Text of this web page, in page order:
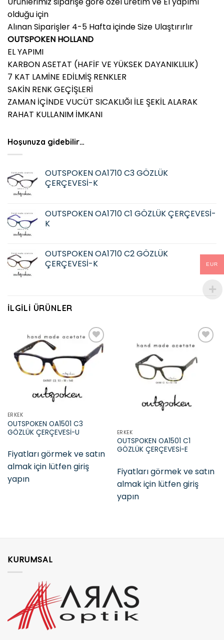
olduğu için
Alınan Siparişler 4-5 Hafta içinde Size Ulaştırırlır
OUTSPOKEN HOLLAND
EL YAPIMI
KARBON ASETAT (HAFİF VE YÜKSEK DAYANIKLILIK)
7 KAT LAMİNE EDİLMİŞ RENKLER
SAKİN RENK GEÇİŞLERİ
ZAMAN İÇİNDE VUCÜT SICAKLIĞI İLE ŞEKİL ALARAK
RAHAT KULLANIM İMKANI
Hoşunuza gidebilir…
OUTSPOKEN OA1710 C3 GÖZLÜK
ÇERÇEVESİ-K
OUTSPOKEN OA1710 C1 GÖZLÜK ÇERÇEVESİ-
K
OUTSPOKEN OA1710 C2 GÖZLÜK
ÇERÇEVESİ-K
İLGILI ÜRÜNLER
Add to
wishlist
ERKEK
OUTSPOKEN OA1501 C3
GÖZLÜK ÇERÇEVESİ-U
Fiyatları görmek ve satın
almak için lütfen giriş
yapın
Add to
ERKEK
OUTSPOKEN OA1501 C1
GÖZLÜK ÇERÇEVESİ-E
Fiyatları görmek ve satın
almak için lütfen giriş
yapın
KURUMSAL
EUR